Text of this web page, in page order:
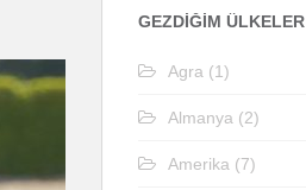
GEZDIĞIM ÜLKELER
Agra (1)
Almanya (2)
Amerika (7)